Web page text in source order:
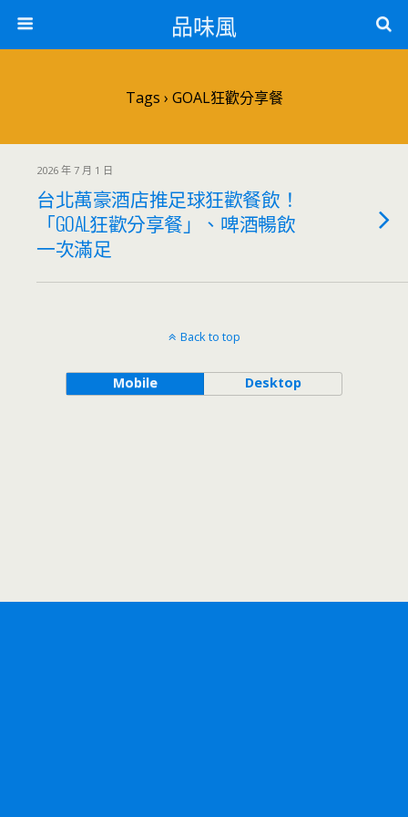
品味風
Tags › GOAL狂歡分享餐
2026 年 7 月 1 日
台北萬豪酒店推足球狂歡餐飲！
「GOAL狂歡分享餐」、啤酒暢飲
一次滿足
Back to top
Mobile Desktop